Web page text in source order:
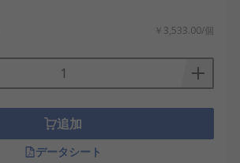
￥3,533.00/個
追加
データシート